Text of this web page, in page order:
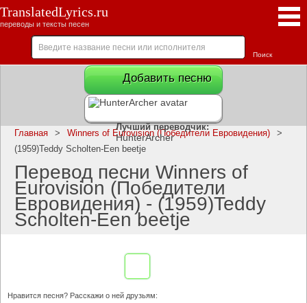
TranslatedLyrics.ru
переводы и тексты песен
Добавить песню
Лучший переводчик:
HunterArcher
Главная > Winners of Eurovision (Победители Евровидения)
>
(1959)Teddy Scholten-Een beetje
Перевод песни Winners of
Eurovision (Победители
Евровидения) - (1959)Teddy
Scholten-Een beetje
Нравится песня? Расскажи о ней друзьям: